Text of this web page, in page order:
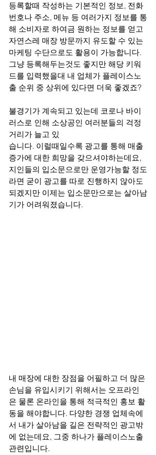
등록할때 작성하는 기본적인 정보, 전화
번호나 주소, 메뉴 등 여러가지 정보를 통
해 소비자로 하여금 원하는 정보를 얻고
자연스레 매장 방문까지 유도할 수 있는
마케팅 수단으로도 활용이 가능합니다.
그냥 등록해두는것도 좋지만 해당 키워
드를 입력했을대 내 업체가 플레이스노
출 순위 중 상위에 있다면 더욱 좋겠죠?
불경기가 계속되고 있는데 코로나 바이
러스로 인해 소상공인 여러분들의 걱정
거리가 늘고 있
습니다. 이럴때일수록 광고를 통해 매출
증가에 대한 희망을 갖으셔야하는데요,
지인들의 입소문으로만 운영가능할 정도
라면 굳이 광고를 따로 진행하지 않아도
되겠지만 이제는 입소문만으로는 살아남
기가 어려워졌습니다.
내 매장에 대한 장점을 어필하고 더 많은
손님을 유입시키기 위해서는 오프라인
은 물론 온라인을 통해 적극적인 홍보 활
동을 해야합니다. 다양한 경쟁 업체속에
서 내가 살아남을 길은 전략적인 광고밖
에 없는데요, 그중 하나가 플레이스노출
관련입니다.